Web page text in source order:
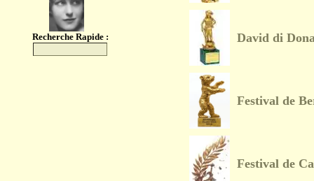
Recherche Rapide : David di
Festival de
Festival de